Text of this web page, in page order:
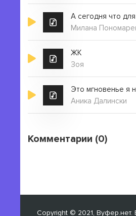
А сегодня что
Милана
ЖК
Зоя
Это мгновенье я
Аника Далински
Комментарии (0)
Copyright © 2021,